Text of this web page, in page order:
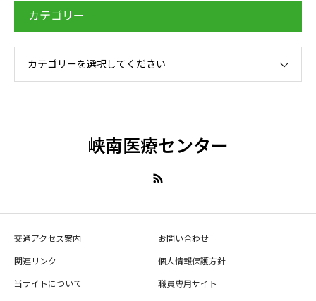
カテゴリー
カテゴリーを選択してください
峡南医療センター
交通アクセス案内
お問い合わせ
関連リンク
個人情報保護方針
当サイトについて
職員専用サイト